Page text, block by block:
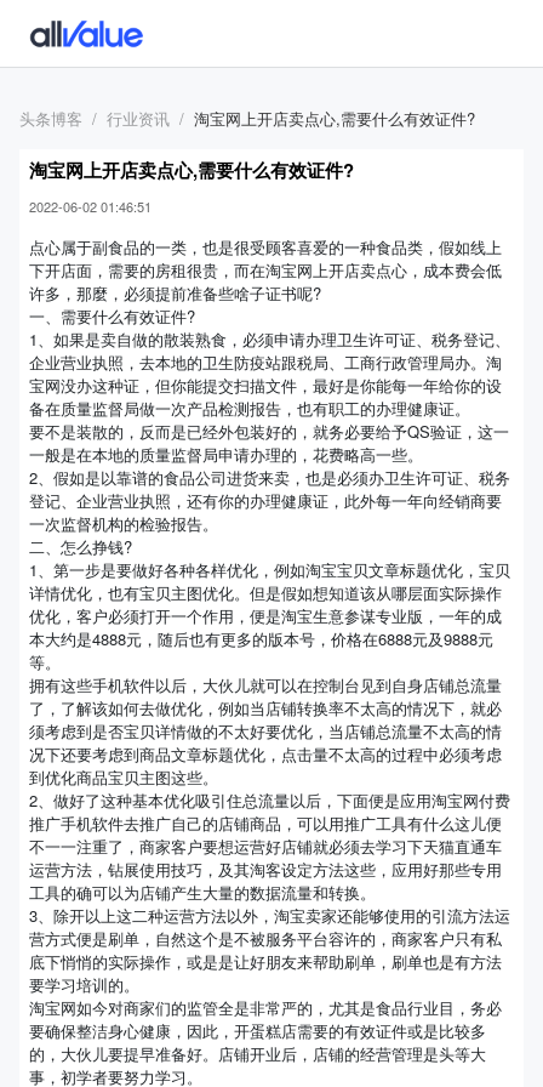
头条博客 行业资讯 淘宝网上开店卖点心,需要什么有效证件?
淘宝网上开店卖点心,需要什么有效证件?
2022-06-02 01:46:51
点心属于副食品的一类，也是很受顾客喜爱的一种食品类，假如线上
下开店面，需要的房租很贵，而在淘宝网上开店卖点心，成本费会低
许多，那麼，必须提前准备些啥子证书呢?
一、需要什么有效证件?
1、如果是卖自做的散装熟食，必须申请办理卫生许可证、税务登记、
企业营业执照，去本地的卫生防疫站跟税局、工商行政管理局办。淘
宝网没办这种证，但你能提交扫描文件，最好是你能每一年给你的设
备在质量监督局做一次产品检测报告，也有职工的办理健康证。
要不是装散的，反而是已经外包装好的，就务必要给予QS验证，这一
一般是在本地的质量监督局申请办理的，花费略高一些。
2、假如是以靠谱的食品公司进货来卖，也是必须办卫生许可证、税务
登记、企业营业执照，还有你的办理健康证，此外每一年向经销商要
一次监督机构的检验报告。
二、怎么挣钱?
1、第一步是要做好各种各样优化，例如淘宝宝贝文章标题优化，宝贝
详情优化，也有宝贝主图优化。但是假如想知道该从哪层面实际操作
优化，客户必须打开一个作用，便是淘宝生意参谋专业版，一年的成
本大约是4888元，随后也有更多的版本号，价格在6888元及9888元
等。
拥有这些手机软件以后，大伙儿就可以在控制台见到自身店铺总流量
了，了解该如何去做优化，例如当店铺转换率不太高的情况下，就必
须考虑到是否宝贝详情做的不太好要优化，当店铺总流量不太高的情
况下还要考虑到商品文章标题优化，点击量不太高的过程中必须考虑
到优化商品宝贝主图这些。
2、做好了这种基本优化吸引住总流量以后，下面便是应用淘宝网付费
推广手机软件去推广自己的店铺商品，可以用推广工具有什么这儿便
不一一注重了，商家客户要想运营好店铺就必须去学习下天猫直通车
运营方法，钻展使用技巧，及其淘客设定方法这些，应用好那些专用
工具的确可以为店铺产生大量的数据流量和转换。
3、除开以上这二种运营方法以外，淘宝卖家还能够使用的引流方法运
营方式便是刷单，自然这个是不被服务平台容许的，商家客户只有私
底下悄悄的实际操作，或是是让好朋友来帮助刷单，刷单也是有方法
要学习培训的。
淘宝网如今对商家们的监管全是非常严的，尤其是食品行业目，务必
要确保整洁身心健康，因此，开蛋糕店需要的有效证件或是比较多
的，大伙儿要提早准备好。店铺开业后，店铺的经营管理是头等大
事，初学者要努力学习。